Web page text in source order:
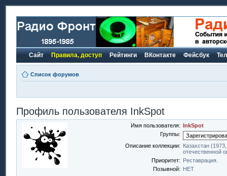
Сайт Правила, доступ Рейтинги ВКонтакте Фейсбук
Список форумов
Профиль пользователя InkSpot
Имя пользователя: InkSpot
Группы:
Описание коллекции: Казахстан
отечественной
Приоритет: Реставрация.
Позывной: НЕТ